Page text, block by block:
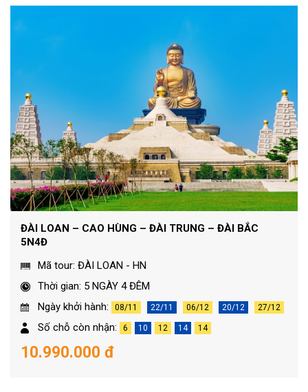
ĐÀI LOAN – CAO HÙNG – ĐÀI TRUNG – ĐÀI BẮC
5N4Đ
Mã tour: ĐÀI LOAN - HN
Thời gian: 5 NGÀY 4 ĐÊM
Ngày khởi hành:
08/11 22/11 06/12 20/12 27/12
Số chỗ còn nhận: 6 10 12 14 14
10.990.000 đ